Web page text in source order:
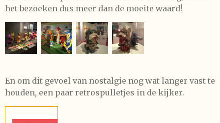
het bezoeken dus meer dan de moeite waard!
En om dit gevoel van nostalgie nog wat langer vast te
houden, een paar retrospulletjes in de kijker.